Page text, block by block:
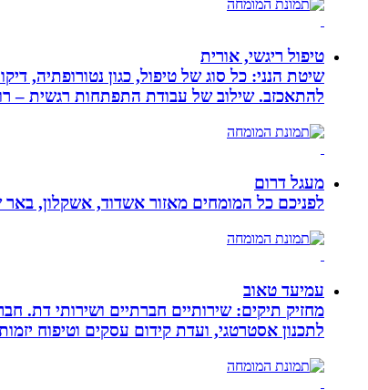
טיפול ריגשי, אורית
שיטת הנני: כל סוג של טיפול, כגון נטורופתיה,
להתאכזב. שילוב של עבודת התפתחות רגשית –
מעגל דרום
לפניכם כל המומחים מאזור אשדוד, אשקלון, באר
עמיעד טאוב
מחזיק תיקים: שירותיים חברתיים ושירותי דת.
לתכנון אסטרטגי, ועדת קידום עסקים וטיפוח